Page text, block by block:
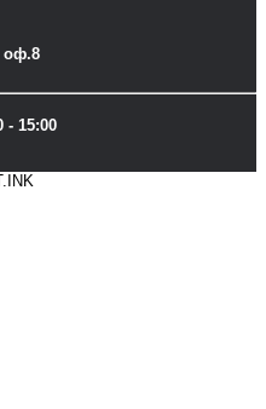
оф.8
- 15:00